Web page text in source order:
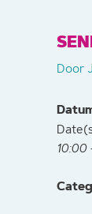
Door
10:00